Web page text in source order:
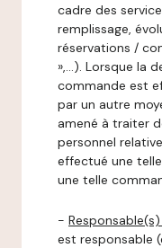
cadre des
remplissage,
réservations /
»,…). Lorsque la
commande est
par un autre
amené à traiter
personnel
effectué une
une telle
-
est responsable